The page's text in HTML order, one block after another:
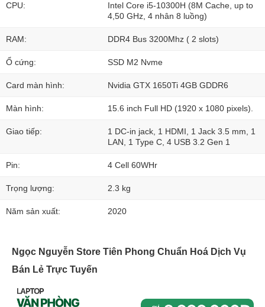
CPU:
Intel Core i5-10300H (8M Cache, up to
4,50 GHz, 4 nhân 8 luồng)
RAM: DDR4 Bus 3200Mhz ( 2 slots)
Ổ cứng: SSD M2 Nvme
Card màn hình: Nvidia GTX 1650Ti 4GB GDDR6
Màn hình: 15.6 inch Full HD (1920 x 1080 pixels).
Giao tiếp:
1 DC-in jack, 1 HDMI, 1 Jack 3.5 mm, 1
LAN, 1 Type C, 4 USB 3.2 Gen 1
Pin: 4 Cell 60WHr
Trọng lượng: 2.3 kg
Năm sản xuất: 2020
Ngọc Nguyễn Store Tiên Phong Chuẩn Hoá Dịch Vụ
Bán Lẻ Trực Tuyến